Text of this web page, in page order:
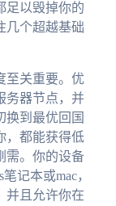
足以毁掉你的
几个超越基础
至关重要。优
务器节点，并
换到最优回国
，都能获得低
需。你的设备
记本或mac，
并且允许你在